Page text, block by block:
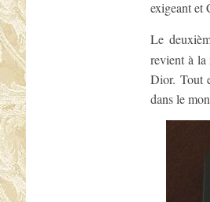
exigeant et
Le
revient à la
Dior. Tout
dans le